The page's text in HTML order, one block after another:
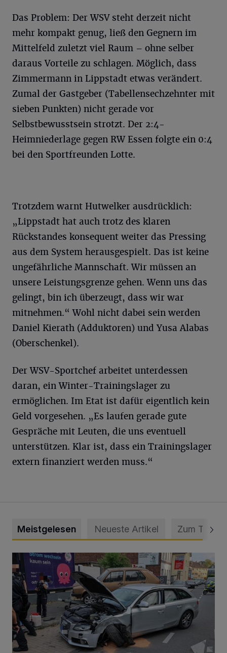
Das Problem: Der WSV steht derzeit nicht
mehr kompakt genug, ließ den Gegnern im
Mittelfeld zuletzt viel Raum – ohne selber
daraus Vorteile zu schlagen. Möglich, dass
Zimmermann in Lippstadt etwas verändert.
Zumal der Gastgeber (Tabellensechzehnter mit
sieben Punkten) nicht gerade vor
Selbstbewusstsein strotzt. Der 2:4-
Heimniederlage gegen RW Essen folgte ein 0:4
bei den Sportfreunden Lotte.
Trotzdem warnt Hutwelker ausdrücklich:
„Lippstadt hat auch trotz des klaren
Rückstandes konsequent weiter das Pressing
aus dem System herausgespielt. Das ist keine
ungefährliche Mannschaft. Wir müssen an
unsere Leistungsgrenze gehen. Wenn uns das
gelingt, bin ich überzeugt, dass wir war
mitnehmen.“ Wohl nicht dabei sein werden
Daniel Kierath (Adduktoren) und Yusa Alabas
(Oberschenkel).
Der WSV-Sportchef arbeitet unterdessen
daran, ein Winter-Trainingslager zu
ermöglichen. Im Etat ist dafür eigentlich kein
Geld vorgesehen. „Es laufen gerade gute
Gespräche mit Leuten, die uns eventuell
unterstützen. Klar ist, dass ein Trainingslager
extern finanziert werden muss.“
Meistgelesen Neueste Artikel Zum Thema
Schwerer Unfall mit 2,48 Promille